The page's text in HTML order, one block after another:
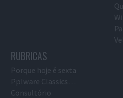
RUBRICAS
Porque hoje é sexta
Pplware Classics…
Consultório